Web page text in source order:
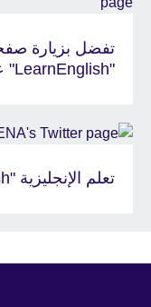
تفضل بزيارة
"LearnEnglish" على الفيسبوك
تعلم الإنجليزية "LearnEnglish" على تويتر